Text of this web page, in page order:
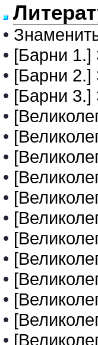
•
• [Барни 1.]
• [Барни 2.]
• [Барни 3.]
•
•
•
•
•
•
•
•
•
•
•
•